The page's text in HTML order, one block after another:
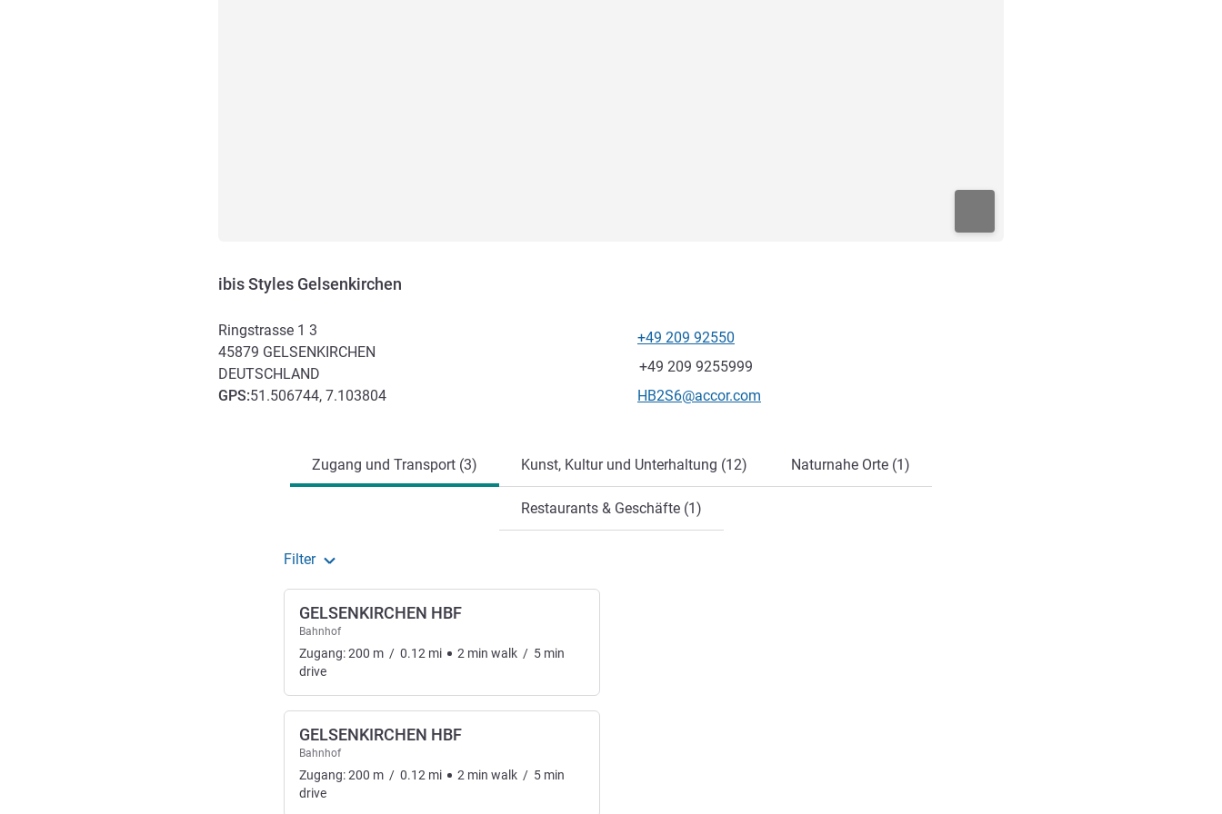
ibis Styles Gelsenkirchen
Ringstrasse 1 3
45879 GELSENKIRCHEN
DEUTSCHLAND
GPS:51.506744, 7.103804
+49 209 92550
Fax
+49 209 9255999
Kontakt-E-Mail
HB2S6@accor.com
Zugang und Transport (3) Kunst, Kultur und Unterhaltung (12) Naturnahe Orte (1)
Restaurants & Geschäfte (1)
Filter
GELSENKIRCHEN HBF
Bahnhof
Zugang:200 m / 0.12 mi 2 min walk / 5 min
drive
GELSENKIRCHEN HBF
Bahnhof
Zugang:200 m / 0.12 mi 2 min walk / 5 min
drive